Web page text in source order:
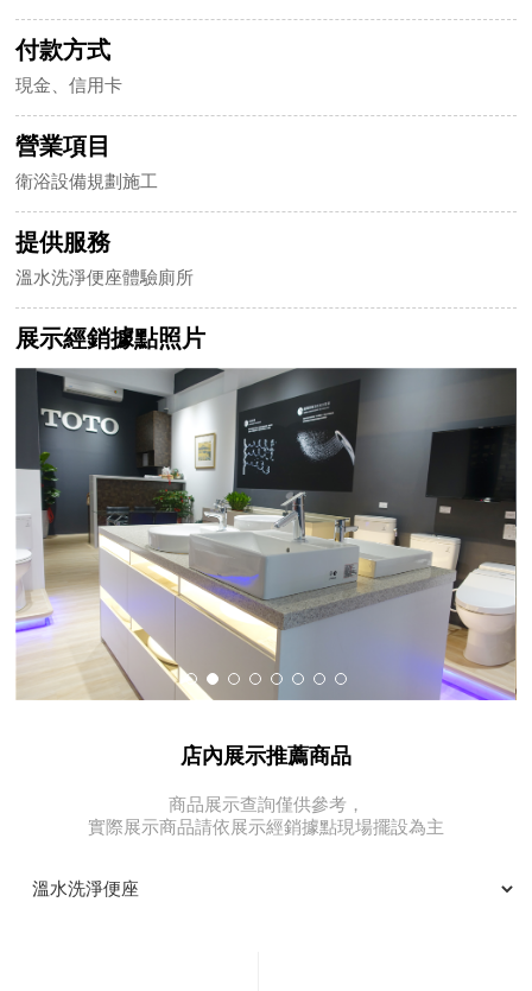
付款方式
現金、信用卡
營業項目
衛浴設備規劃施工
提供服務
溫水洗淨便座體驗廁所
展示經銷據點照片
店內展示推薦商品
商品展示查詢僅供參考，
實際展示商品請依展示經銷據點現場擺設為主